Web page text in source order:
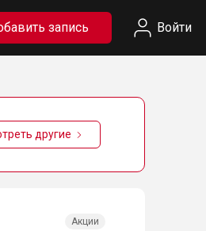
запись Войти
другие
Акции